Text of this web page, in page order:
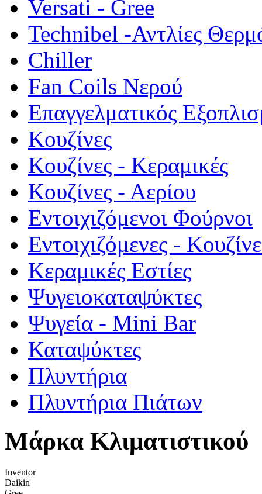
Versati - Gree
Technibel -Αντλίες
Chiller
Fan Coils Νερού
Επαγγελματικός
Κουζίνες
Κουζίνες - Κεραμικές
Κουζίνες - Αερίου
Εντοιχιζόμενοι Φούρνοι
Εντοιχιζόμενες -
Κεραμικές Εστίες
Ψυγειοκαταψύκτες
Ψυγεία - Mini Bar
Καταψύκτες
Πλυντήρια
Πλυντήρια Πιάτων
Μάρκα Κλιματιστικού
Inventor
Daikin